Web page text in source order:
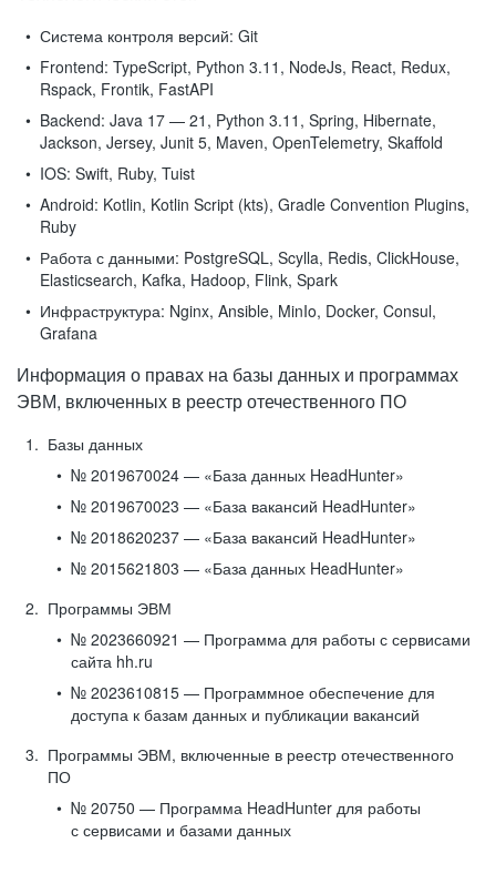
Система контроля версий: Git
Frontend: TypeScript, Python 3.11, NodeJs, React, Redux,
Rspack, Frontik, FastAPI
Backend: Java 17 — 21, Python 3.11, Spring, Hibernate,
Jackson, Jersey, Junit 5, Maven, OpenTelemetry, Skaffold
IOS: Swift, Ruby, Tuist
Android: Kotlin, Kotlin Script (kts), Gradle Convention Plugins,
Ruby
Работа с данными: PostgreSQL, Scylla, Redis, ClickHouse,
Elasticsearch, Kafka, Hadoop, Flink, Spark
Инфраструктура: Nginx, Ansible, MinIo, Docker, Consul,
Grafana
Информация о правах на базы данных и программах
ЭВМ, включенных в реестр отечественного ПО
Базы данных
№ 2019670024 — «База данных HeadHunter»
№ 2019670023 — «База вакансий HeadHunter»
№ 2018620237 — «База вакансий HeadHunter»
№ 2015621803 — «База данных HeadHunter»
Программы ЭВМ
№ 2023660921 — Программа для работы с сервисами
сайта hh.ru
№ 2023610815 — Программное обеспечение для
доступа к базам данных и публикации вакансий
Программы ЭВМ, включенные в реестр отечественного
ПО
№ 20750 — Программа HeadHunter для работы
с сервисами и базами данных